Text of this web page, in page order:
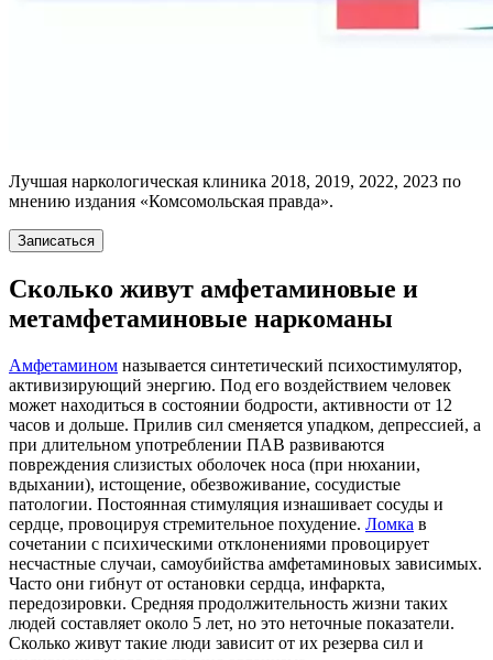
Лучшая наркологическая клиника 2018, 2019, 2022, 2023 по
мнению издания «Комсомольская правда».
Записаться
Сколько живут амфетаминовые и
метамфетаминовые наркоманы
Амфетамином называется синтетический психостимулятор,
активизирующий энергию. Под его воздействием человек
может находиться в состоянии бодрости, активности от 12
часов и дольше. Прилив сил сменяется упадком, депрессией, а
при длительном употреблении ПАВ развиваются
повреждения слизистых оболочек носа (при нюхании,
вдыхании), истощение, обезвоживание, сосудистые
патологии. Постоянная стимуляция изнашивает сосуды и
сердце, провоцируя стремительное похудение. Ломка в
сочетании с психическими отклонениями провоцирует
несчастные случаи, самоубийства амфетаминовых зависимых.
Часто они гибнут от остановки сердца, инфаркта,
передозировки. Средняя продолжительность жизни таких
людей составляет около 5 лет, но это неточные показатели.
Сколько живут такие люди зависит от их резерва сил и